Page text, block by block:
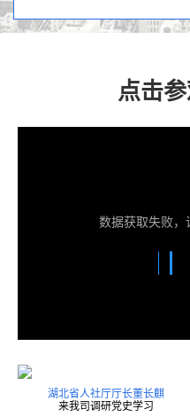
点击
数据获取失败，
湖北省人社厅厅长董长麒
来我司调研党史学习